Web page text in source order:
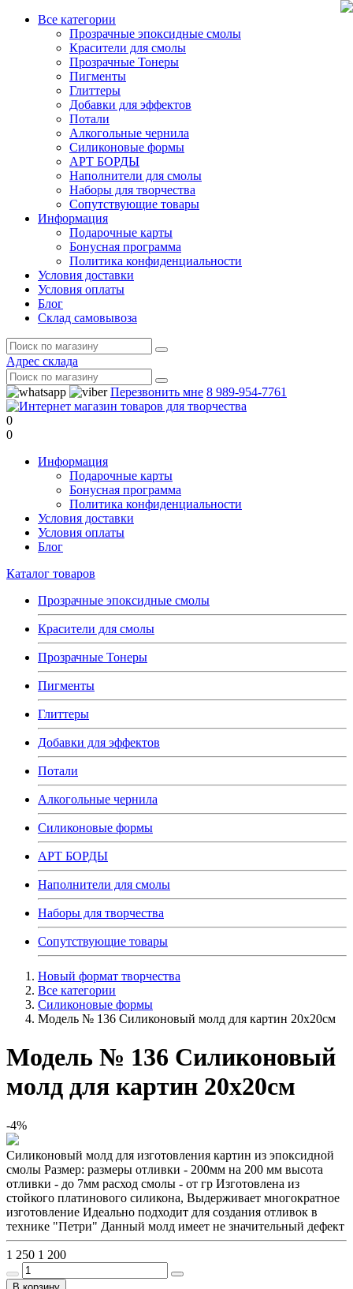
Все категории
Прозрачные эпоксидные смолы
Красители для смолы
Прозрачные Тонеры
Пигменты
Глиттеры
Добавки для эффектов
Потали
Алкогольные чернила
Силиконовые формы
АРТ БОРДЫ
Наполнители для смолы
Наборы для творчества
Сопутствующие товары
Информация
Подарочные карты
Бонусная программа
Политика конфиденциальности
Условия доставки
Условия оплаты
Блог
Склад самовывоза
Адрес склада
Перезвонить мне 8 989-954-7761
0
0
Информация
Подарочные карты
Бонусная программа
Политика конфиденциальности
Условия доставки
Условия оплаты
Блог
Каталог товаров
Прозрачные эпоксидные смолы
Красители для смолы
Прозрачные Тонеры
Пигменты
Глиттеры
Добавки для эффектов
Потали
Алкогольные чернила
Силиконовые формы
АРТ БОРДЫ
Наполнители для смолы
Наборы для творчества
Сопутствующие товары
Новый формат творчества
Все категории
Силиконовые формы
Модель № 136 Силиконовый молд для картин 20х20см
Модель № 136 Силиконовый
молд для картин 20х20см
-4%
Силиконовый молд для изготовления картин из эпоксидной
смолы Размер: размеры отливки - 200мм на 200 мм высота
отливки - до 7мм расход смолы - от гр Изготовлена из
стойкого платинового силикона, Выдерживает многократное
изготовление Идеально подходит для создания отливок в
технике "Петри" Данный молд имеет не значительный дефект
1 250 1 200